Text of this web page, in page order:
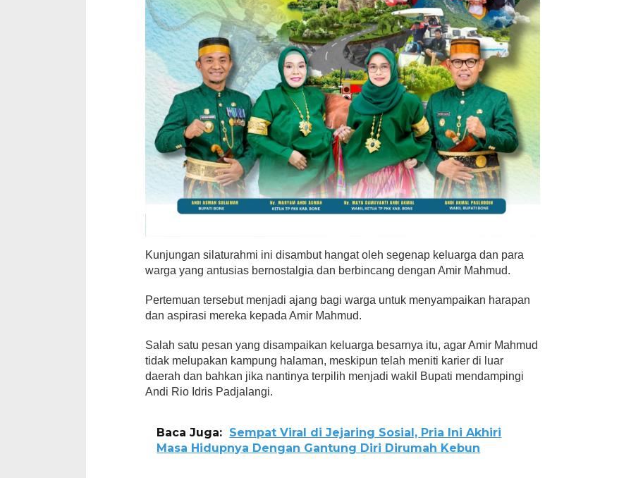
Kunjungan silaturahmi ini disambut hangat oleh segenap keluarga dan para
warga yang antusias bernostalgia dan berbincang dengan Amir Mahmud.
Pertemuan tersebut menjadi ajang bagi warga untuk menyampaikan harapan
dan aspirasi mereka kepada Amir Mahmud.
Salah satu pesan yang disampaikan keluarga besarnya itu, agar Amir Mahmud
tidak melupakan kampung halaman, meskipun telah meniti karier di luar
daerah dan bahkan jika nantinya terpilih menjadi wakil Bupati mendampingi
Andi Rio Idris Padjalangi.
Baca Juga: Sempat Viral di Jejaring Sosial, Pria Ini Akhiri
Masa Hidupnya Dengan Gantung Diri Dirumah Kebun